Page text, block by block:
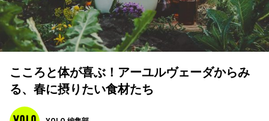
こころと体が喜ぶ！アーユルヴェーダからみ
る、春に摂りたい食材たち